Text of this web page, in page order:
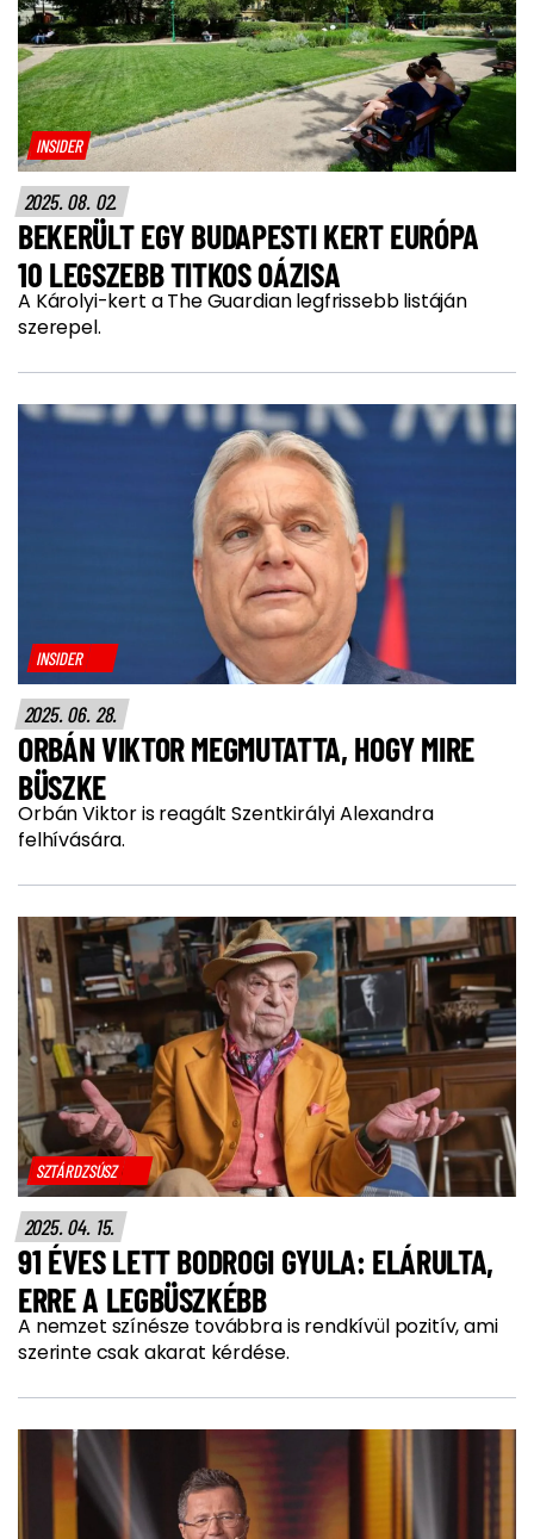
INSIDER
2025. 08. 02.
BEKERÜLT EGY BUDAPESTI KERT EURÓPA
10 LEGSZEBB TITKOS OÁZISA
A Károlyi-kert a The Guardian legfrissebb listáján
szerepel.
INSIDER
2025. 06. 28.
ORBÁN VIKTOR MEGMUTATTA, HOGY MIRE
BÜSZKE
Orbán Viktor is reagált Szentkirályi Alexandra
felhívására.
SZTÁRDZSÚSZ
2025. 04. 15.
91 ÉVES LETT BODROGI GYULA: ELÁRULTA,
ERRE A LEGBÜSZKÉBB
A nemzet színésze továbbra is rendkívül pozitív, ami
szerinte csak akarat kérdése.